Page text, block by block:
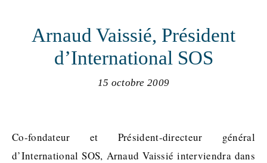
Arnaud Vaissié, Président
d’International SOS
15 octobre 2009
Co-fondateur et Président-directeur général
d’International SOS, Arnaud Vaissié interviendra dans